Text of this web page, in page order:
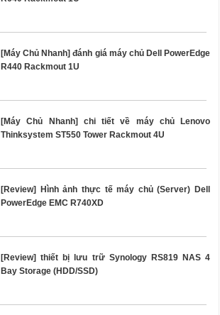
[Máy Chủ Nhanh] đánh giá máy chủ Dell PowerEdge
R440 Rackmout 1U
[Máy Chủ Nhanh] chi tiết về máy chủ Lenovo
Thinksystem ST550 Tower Rackmout 4U
[Review] Hình ảnh thực tế máy chủ (Server) Dell
PowerEdge EMC R740XD
[Review] thiết bị lưu trữ Synology RS819 NAS 4
Bay Storage (HDD/SSD)